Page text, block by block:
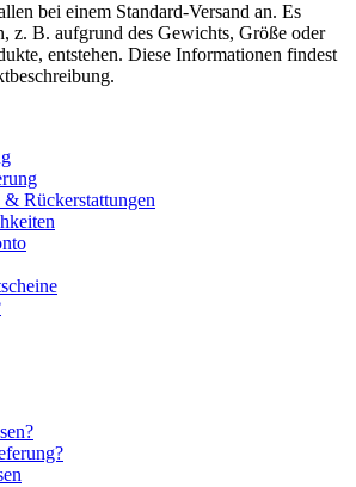
bei einem Standard-Versand an. Es
z. B. aufgrund des Gewichts, Größe oder
entstehen. Diese Informationen findest
Rückerstattungen